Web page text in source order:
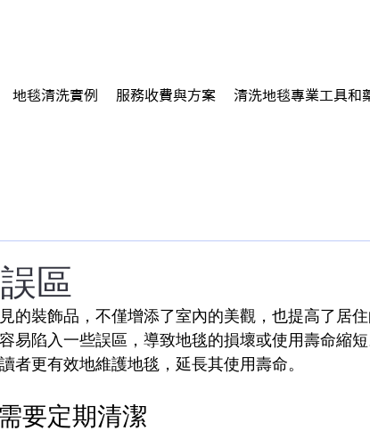
地毯清洗實例 服務收費與方案 清洗地毯專業工具和
區
的裝飾品，不僅增添了室內的美觀，也提高了居
易陷入一些誤區，導致地毯的損壞或使用壽命縮
者更有效地維護地毯，延長其使用壽命。
要定期清潔